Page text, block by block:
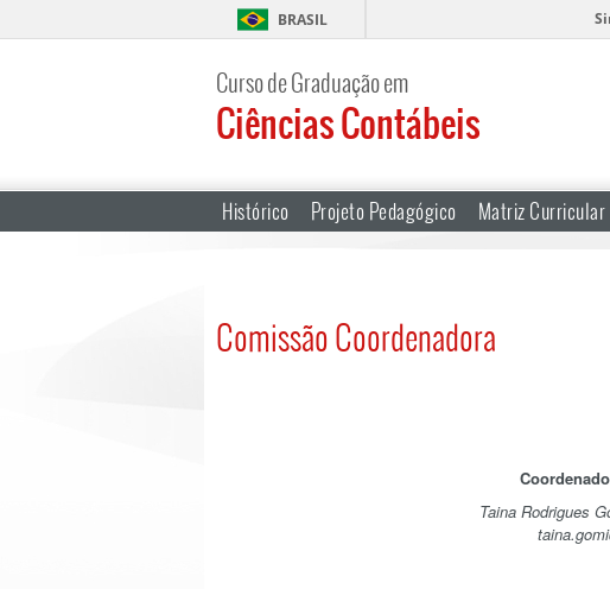
BRASIL
Curso de Graduação em
Ciências Contábeis
Histórico Projeto Pedagógico Matriz Curricular
Comissão Coordenadora
Taina Rodrigues